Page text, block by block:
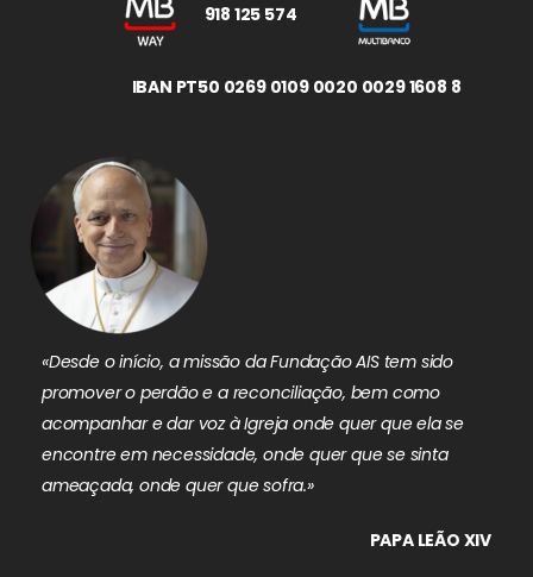
918 125 574
IBAN PT50 0269 0109 0020 0029 1608 8
«Desde o início, a missão da Fundação AIS tem sido
promover o perdão e a reconciliação, bem como
acompanhar e dar voz à Igreja onde quer que ela se
encontre em necessidade, onde quer que se sinta
ameaçada, onde quer que sofra.»
PAPA LEÃO XIV